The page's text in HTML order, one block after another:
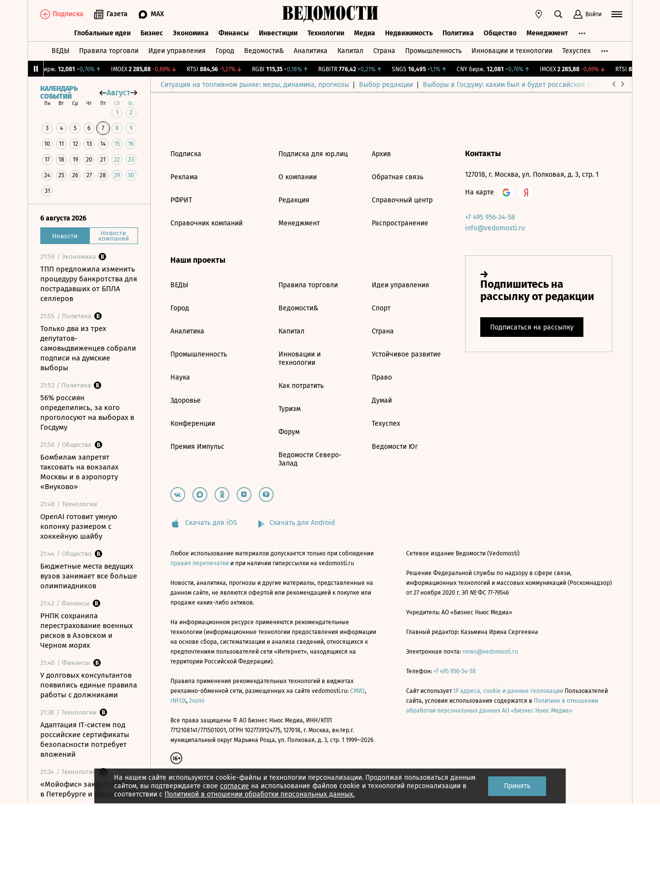
Подписка Газета MAX Войти
Глобальные идеи Бизнес Экономика Финансы Инвестиции Технологии Медиа Недвижимость Политика Общество Менеджмент
ВЕДЫ Правила торговли Идеи управления Город Ведомости& Аналитика Капитал Страна Промышленность Инновации и технологии Техуспех
CNY Бирж. 12,081 +0,76%↑ IMOEX 2 285,88 -0,69%↓ RTSI 884,56 -1,27%↓ RGBI 115,35 +0,18%↑ RGBITR 776,42 +0,21%↑ SNGS 16,495 +1,1%↑ CNY Бирж. 12,081 +0,76%↑ IMOEX 2 285,88 -0,69%↓ RTSI 884,56
Ситуация на топливном рынке: меры, динамика, прогнозы Выбор редакции Выборы в Госдуму: каким был и будет российский парламент
КАЛЕНДАРЬ
СОБЫТИЙ
Август
Пн Вт Ср Чт Пт Сб Вс
1 2
3 4 5 6 7 8 9
10 11 12 13 14 15 16
17 18 19 20 21 22 23
24 25 26 27 28 29 30
31
6 августа 2026
Новости Новости
компаний
21:59 / Экономика
ТПП предложила изменить
процедуру банкротства для
пострадавших от БПЛА
селлеров
21:55 / Политика
Только два из трех
депутатов-
самовыдвиженцев собрали
подписи на думские
выборы
21:53 / Политика
56% россиян
определились, за кого
проголосуют на выборах в
Госдуму
21:50 / Общество
Бомбилам запретят
таксовать на вокзалах
Москвы и в аэропорту
«Внуково»
21:48 / Технологии
OpenAI готовит умную
колонку размером с
хоккейную шайбу
21:44 / Общество
Бюджетные места ведущих
вузов занимает все больше
олимпиадников
21:42 / Финансы
РНПК сохранила
перестрахование военных
рисков в Азовском и
Черном морях
21:40 / Финансы
У долговых консультантов
появились единые правила
работы с должниками
21:38 / Технологии
Адаптация IT-систем под
российские сертификаты
безопасности потребует
вложений
21:34 / Технологии
«Мойофис» закрыл офисы
в Петербурге и Иннополисе
На нашем сайте используются cookie-файлы и технологии персонализации. Продолжая пользоваться данным
сайтом, вы подтверждаете свое согласие на использование файлов cookie и технологий персонализации в
соответствии с Политикой в отношении обработки персональных данных.
Принять
Подписка
Реклама
РФРИТ
Справочник компаний
Подписка для юр.лиц
О компании
Редакция
Менеджмент
Архив
Обратная связь
Справочный центр
Распространение
Наши проекты
ВЕДЫ
Город
Аналитика
Промышленность
Наука
Здоровье
Конференции
Премия Импульс
Правила торговли
Ведомости&
Капитал
Инновации и
технологии
Как потратить
Туризм
Форум
Ведомости Северо-
Запад
Идеи управления
Спорт
Страна
Устойчивое развитие
Право
Думай
Техуспех
Ведомости Юг
Контакты
127018, г. Москва, ул. Полковая, д. 3, стр. 1
На карте
+7 495 956-34-58
info@vedomosti.ru
Скачать для iOS Скачать для Android
Любое использование материалов допускается только при соблюдении
правил перепечатки и при наличии гиперссылки на vedomosti.ru
Новости, аналитика, прогнозы и другие материалы, представленные на
данном сайте, не являются офертой или рекомендацией к покупке или
продаже каких-либо активов.
На информационном ресурсе применяются рекомендательные
технологии (информационные технологии предоставления информации
на основе сбора, систематизации и анализа сведений, относящихся к
предпочтениям пользователей сети «Интернет», находящихся на
территории Российской Федерации).
Правила применения рекомендательных технологий в виджетах
рекламно-обменной сети, размещенных на сайте vedomosti.ru: СМИ2,
INFOX, 24smi
Все права защищены © АО Бизнес Ньюс Медиа, ИНН/КПП
7712108141/771501001, ОГРН 1027739124775, 127018, г. Москва, вн.тер.г.
муниципальный округ Марьина Роща, ул. Полковая, д. 3, стр. 1 1999—2026
Сетевое издание Ведомости (Vedomosti)
Решение Федеральной службы по надзору в сфере связи,
информационных технологий и массовых коммуникаций (Роскомнадзор)
от 27 ноября 2020 г. ЭЛ № ФС 77-79546
Учредитель: АО «Бизнес Ньюс Медиа»
Главный редактор: Казьмина Ирина Сергеевна
Электронная почта: news@vedomosti.ru
Телефон: +7 495 956-34-58
Сайт использует IP адреса, cookie и данные геолокации Пользователей
сайта, условия использования содержатся в Политике в отношении
обработки персональных данных АО «Бизнес Ньюс Медиа»